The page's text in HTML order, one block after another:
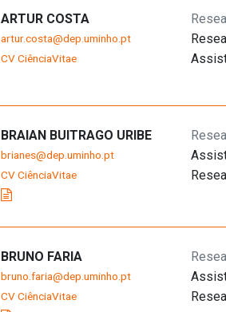
ARTUR COSTA
artur.costa@dep.uminho.pt
CV CiênciaVitae
BRAIAN BUITRAGO URIBE
brianes@dep.uminho.pt
CV CiênciaVitae
BRUNO FARIA
bruno.faria@dep.uminho.pt
CV CiênciaVitae